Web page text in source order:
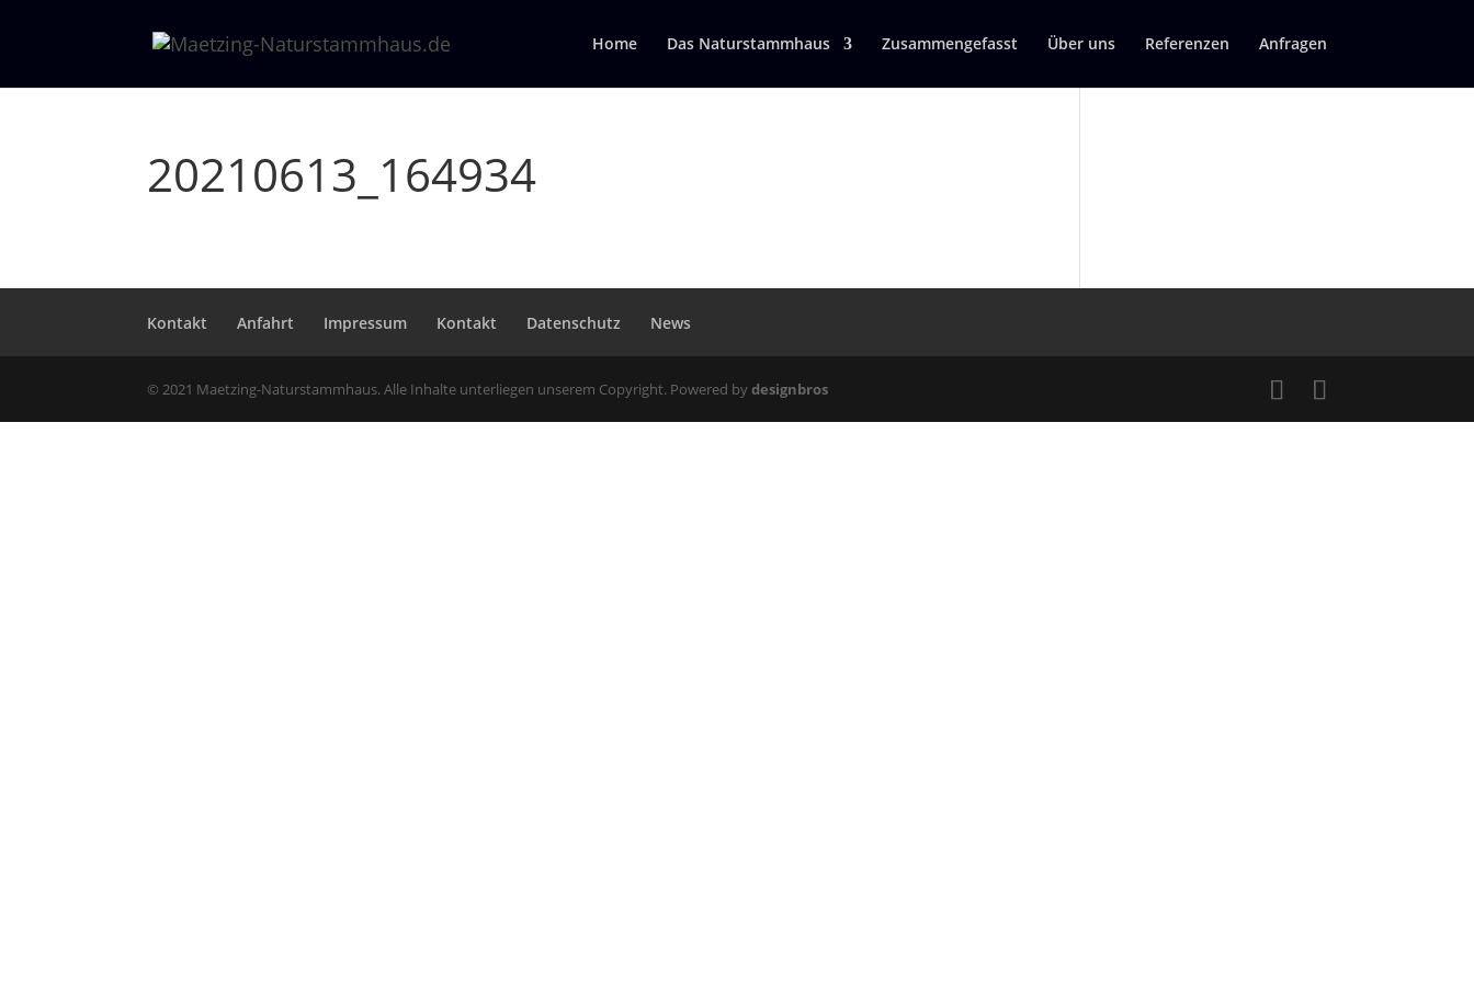
Home Das Naturstammhaus Zusammengefasst Über uns Referenzen Anfragen
20210613_164934
Kontakt Anfahrt Impressum Kontakt Datenschutz News
© 2021 Maetzing-Naturstammhaus. Alle Inhalte unterliegen unserem Copyright. Powered bydesignbros